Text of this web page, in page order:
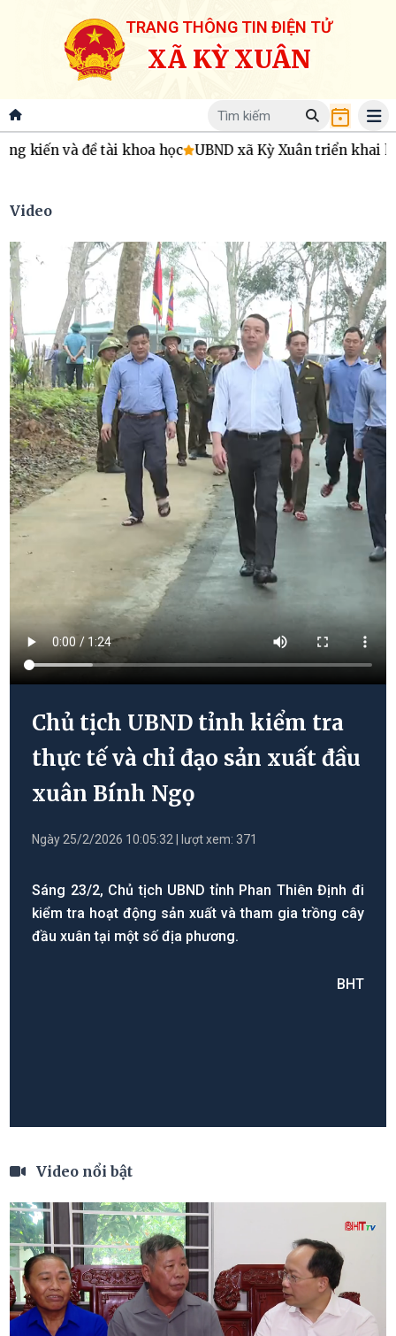
TRANG THÔNG TIN ĐIỆN TỬ
XÃ KỲ XUÂN
đề tài khoa học UBND xã Kỳ Xuân triển khai hoạt
Video
Chủ tịch UBND tỉnh kiểm tra
thực tế và chỉ đạo sản xuất đầu
xuân Bính Ngọ
Ngày 25/2/2026 10:05:32 | lượt xem: 371
Sáng 23/2, Chủ tịch UBND tỉnh Phan Thiên Định đi
kiểm tra hoạt động sản xuất và tham gia trồng cây
đầu xuân tại một số địa phương.
BHT
Video nổi bật